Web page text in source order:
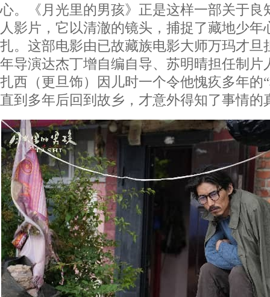
心。《月光里的男孩》正是这样一部关于良
人影片，它以清澈的镜头，捕捉了藏地少年
扎。这部电影由已故藏族电影大师万玛才旦
年导演达杰丁增自编自导、苏明晴担任制片
扎西（更旦饰）因儿时一个令他愧疚多年的
直到多年后回到故乡，才意外得知了事情的